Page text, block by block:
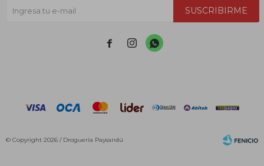
SUSCRIBIRME
  
© Copyright 2026 / Droguería Paysandú